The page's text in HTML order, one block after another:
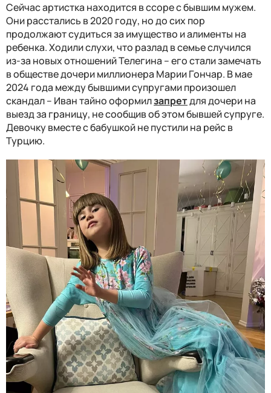
Сейчас артистка находится в ссоре с бывшим мужем.
Они расстались в 2020 году, но до сих пор
продолжают судиться за имущество и алименты на
ребенка. Ходили слухи, что разлад в семье случился
из-за новых отношений Телегина – его стали замечать
в обществе дочери миллионера Марии Гончар. В мае
2024 года между бывшими супругами произошел
скандал – Иван тайно оформилзапретдля дочери на
выезд за границу, не сообщив об этом бывшей супруге.
Девочку вместе с бабушкой не пустили на рейс в
Турцию.